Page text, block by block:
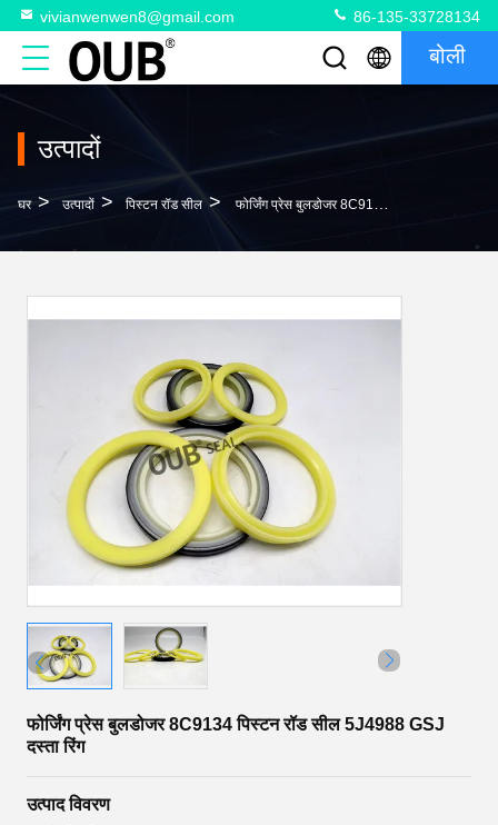
vivianwenwen8@gmail.com 86-135-33728134
बोली
उत्पादों
घर > उत्पादों > पिस्टन रॉड सील > फोर्जिंग प्रेस बुलडोजर 8C9134 पिस्टन रॉड सील 5J4988 GSJ दस्ता रिंग
फोर्जिंग प्रेस बुलडोजर 8C9134 पिस्टन रॉड सील 5J4988 GSJ
दस्ता रिंग
उत्पाद विवरण